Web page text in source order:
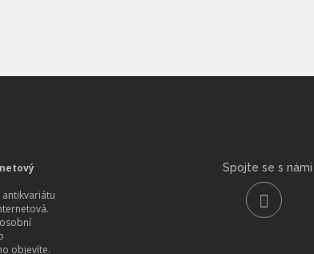
objevíte.
Spojte se s námi